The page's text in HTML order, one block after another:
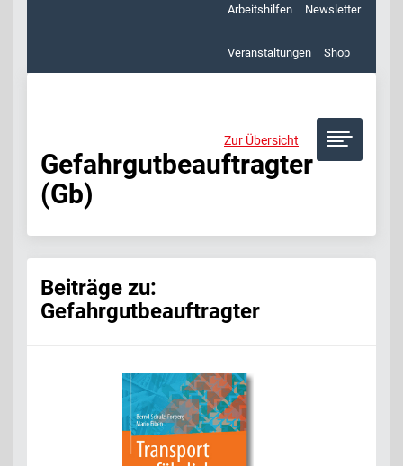
Arbeitshilfen Newsletter
Veranstaltungen Shop
Zur Übersicht
Gefahrgutbeauftragter
(Gb)
Beiträge zu:
Gefahrgutbeauftragter